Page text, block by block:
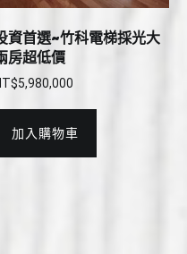
資首選~竹科電梯採光大
房超低價
5,980,000
加入購物車